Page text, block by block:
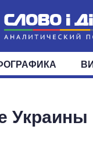
ЭКОНОМИКА
КОМИТЕТЫ
Украины